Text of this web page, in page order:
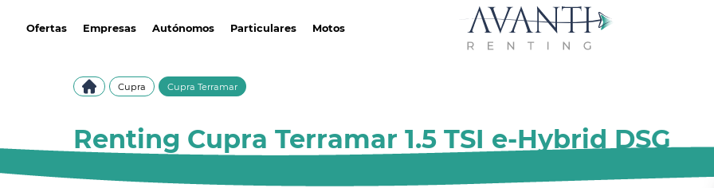
Ofertas Empresas Autónomos Particulares Motos
Cupra Cupra Terramar
Renting Cupra Terramar 1.5 TSI e-Hybrid DSG